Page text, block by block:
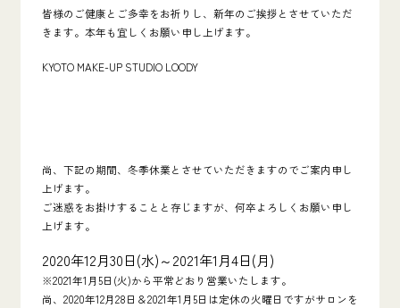
皆様のご健康とご多幸をお祈りし、新年のご挨拶とさせていただ
きます。本年も宜しくお願い申し上げます。
KYOTO MAKE-UP STUDIO LOODY
尚、下記の期間、冬季休業とさせていただきますのでご案内申し
上げます。
ご迷惑をお掛けすることと存じますが、何卒よろしくお願い申し
上げます。
2020年12月30日(水)～2021年1月4日(月)
※2021年1月5日(火)から平常どおり営業いたします。
尚、2020年12月28日＆2021年1月5日は定休の火曜日ですがサロンを